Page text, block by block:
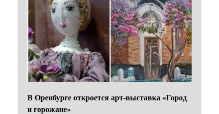
В Оренбурге откроется арт-выставка «Город
и горожане»